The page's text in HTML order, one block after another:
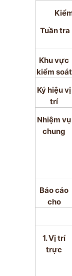
Tuần
Khu vực
kiểm soát
Ký hiệu vị
trí
Nhiệm vụ
chung
Báo cáo
cho
1. Vị trí
trực